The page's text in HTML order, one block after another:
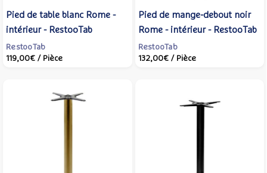
Pied de table blanc Rome -
intérieur - RestooTab
RestooTab
119,00€ / Pièce
Pied de mange-debout noir
Rome - intérieur - RestooTab
RestooTab
132,00€ / Pièce